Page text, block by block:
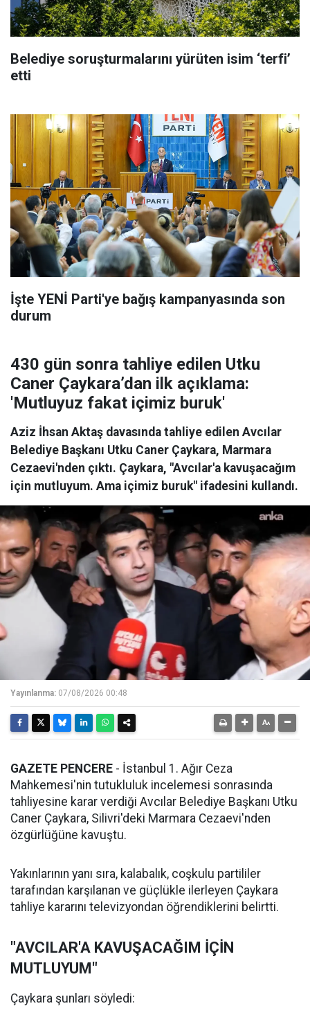
Belediye soruşturmalarını yürüten isim ‘terfi’
etti
İşte YENİ Parti'ye bağış kampanyasında son
durum
430 gün sonra tahliye edilen Utku
Caner Çaykara’dan ilk açıklama:
'Mutluyuz fakat içimiz buruk'
Aziz İhsan Aktaş davasında tahliye edilen Avcılar
Belediye Başkanı Utku Caner Çaykara, Marmara
Cezaevi'nden çıktı. Çaykara, "Avcılar'a kavuşacağım
için mutluyum. Ama içimiz buruk" ifadesini kullandı.
Yayınlanma: 07/08/2026 00:48
GAZETE PENCERE - İstanbul 1. Ağır Ceza
Mahkemesi'nin tutukluluk incelemesi sonrasında
tahliyesine karar verdiği Avcılar Belediye Başkanı Utku
Caner Çaykara, Silivri'deki Marmara Cezaevi'nden
özgürlüğüne kavuştu.
Yakınlarının yanı sıra, kalabalık, coşkulu partililer
tarafından karşılanan ve güçlükle ilerleyen Çaykara
tahliye kararını televizyondan öğrendiklerini belirtti.
"AVCILAR'A KAVUŞACAĞIM İÇİN
MUTLUYUM"
Çaykara şunları söyledi: